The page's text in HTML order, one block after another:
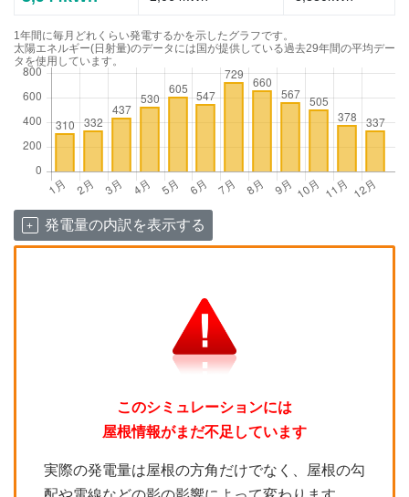
1年間に毎月どれくらい発電するかを示したグラフです。
太陽エネルギー(日射量)のデータには国が提供している過去29年間の平均デー
タを使用しています。
発電量の内訳を表示する
このシミュレーションには
屋根情報がまだ不足しています
実際の発電量は屋根の方角だけでなく、屋根の勾